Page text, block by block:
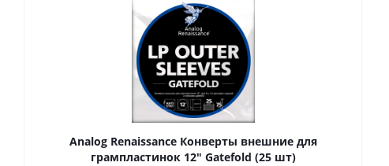
Analog Renaissance Конверты внешние для
грампластинок 12" Gatefold (25 шт)